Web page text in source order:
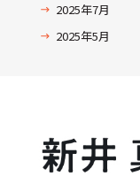
2025年7月
2025年5月